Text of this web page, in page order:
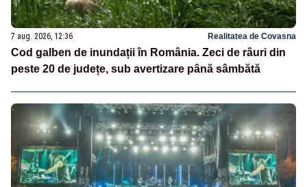
7 aug. 2026, 12:36 Realitatea de Covasna
Cod galben de inundații în România. Zeci de râuri din
peste 20 de județe, sub avertizare până sâmbătă